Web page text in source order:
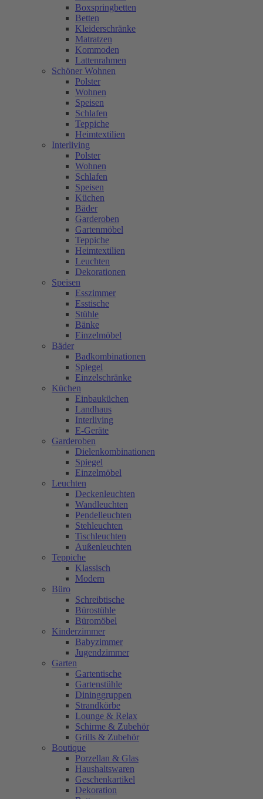
Boxspringbetten
Betten
Kleiderschränke
Matratzen
Kommoden
Lattenrahmen
Schöner Wohnen
Polster
Wohnen
Speisen
Schlafen
Teppiche
Heimtextilien
Interliving
Polster
Wohnen
Schlafen
Speisen
Küchen
Bäder
Garderoben
Gartenmöbel
Teppiche
Heimtextilien
Leuchten
Dekorationen
Speisen
Esszimmer
Esstische
Stühle
Bänke
Einzelmöbel
Bäder
Badkombinationen
Spiegel
Einzelschränke
Küchen
Einbauküchen
Landhaus
Interliving
E-Geräte
Garderoben
Dielenkombinationen
Spiegel
Einzelmöbel
Leuchten
Deckenleuchten
Wandleuchten
Pendelleuchten
Stehleuchten
Tischleuchten
Außenleuchten
Teppiche
Klassisch
Modern
Büro
Schreibtische
Bürostühle
Büromöbel
Kinderzimmer
Babyzimmer
Jugendzimmer
Garten
Gartentische
Gartenstühle
Dininggruppen
Strandkörbe
Lounge & Relax
Schirme & Zubehör
Grills & Zubehör
Boutique
Porzellan & Glas
Haushaltswaren
Geschenkartikel
Dekoration